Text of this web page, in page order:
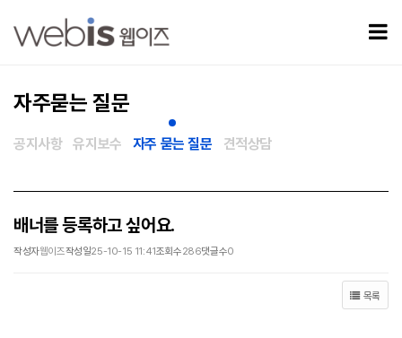
자주묻는 질문
공지사항 유지보수 자주 묻는 질문 견적상담
배너를 등록하고 싶어요.
작성자웹이즈작성일25-10-15 11:41조회수286댓글수0
목록